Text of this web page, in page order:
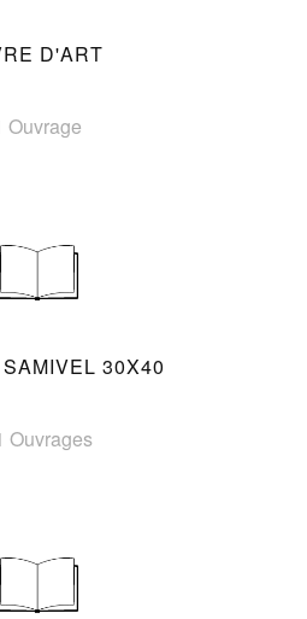
D'ART
Ouvrage
30X40
Ouvrages